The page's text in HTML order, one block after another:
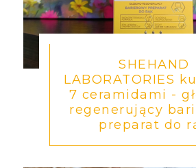
SHEHAND
LABORATORIES
7 ceramidami -
regenerujący
preparat do